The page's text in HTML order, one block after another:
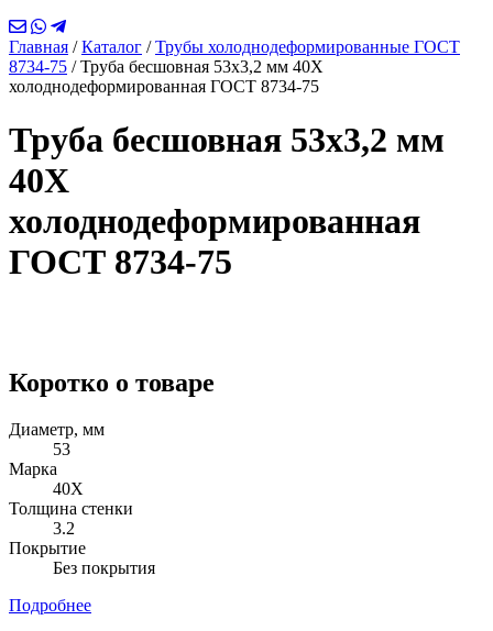
Главная /Каталог /Трубы холоднодеформированные ГОСТ
8734-75 /Труба бесшовная 53х3,2 мм 40Х
холоднодеформированная ГОСТ 8734-75
Труба бесшовная 53х3,2 мм
40Х
холоднодеформированная
ГОСТ 8734-75
Коротко о товаре
Диаметр, мм
53
Марка
40Х
Толщина стенки
3.2
Покрытие
Без покрытия
Подробнее